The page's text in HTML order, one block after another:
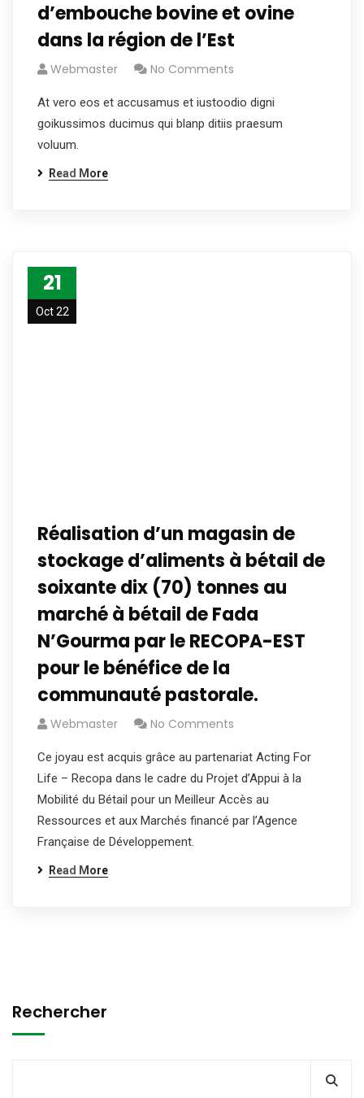
d’embouche bovine et ovine
dans la région de l’Est
Webmaster No Comments
At vero eos et accusamus et iustoodio digni
goikussimos ducimus qui blanp ditiis praesum
voluum.
Read More
21
Oct 22
Réalisation d’un magasin de
stockage d’aliments à bétail de
soixante dix (70) tonnes au
marché à bétail de Fada
N’Gourma par le RECOPA-EST
pour le bénéfice de la
communauté pastorale.
Webmaster No Comments
Ce joyau est acquis grâce au partenariat Acting For
Life – Recopa dans le cadre du Projet d’Appui à la
Mobilité du Bétail pour un Meilleur Accès au
Ressources et aux Marchés financé par l’Agence
Française de Développement.
Read More
Rechercher